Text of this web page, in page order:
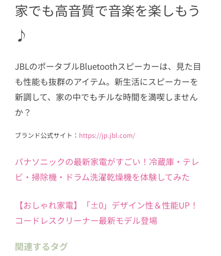
家でも高音質で音楽を楽しもう
♪
JBLのポータブルBluetoothスピーカーは、見た目
も性能も抜群のアイテム。新生活にスピーカーを
新調して、家の中でもチルな時間を満喫しません
か？
ブランド公式サイト： https://jp.jbl.com/
パナソニックの最新家電がすごい！冷蔵庫・テレ
ビ・掃除機・ドラム洗濯乾燥機を体験してみた
【おしゃれ家電】「±0」デザイン性＆性能UP！
コードレスクリーナー最新モデル登場
関連するタグ